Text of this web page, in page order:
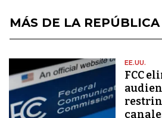
MÁS DE LA REPÚBLICA
EE.UU.
FCC